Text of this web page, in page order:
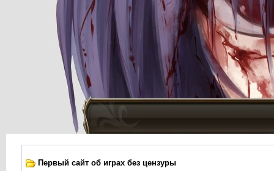
Первый сайт об играх без цензуры